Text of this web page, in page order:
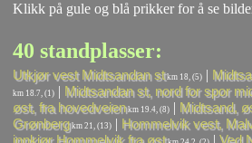
Klikk på gule og blå prikker for å se
40 standplasser:
Utkjør vest Midtsandan stkm 18, (5) |
km 18.7, (1) | Midtsandan st, nord for spor
øst, fra hovedveienkm 19.4, (8) | Midtsand,
Grønbergkm 21, (13) | Hommelvik vest,